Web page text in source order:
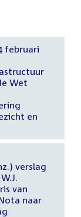
februari
Wet
en
verslag
van
naar